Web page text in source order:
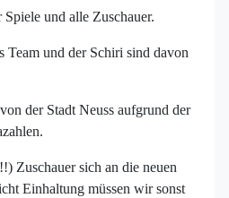
und alle Zuschauer.
Team und der Schiri sind davon
der Stadt Neuss aufgrund der
Zuschauer sich an die neuen
Einhaltung müssen wir sonst